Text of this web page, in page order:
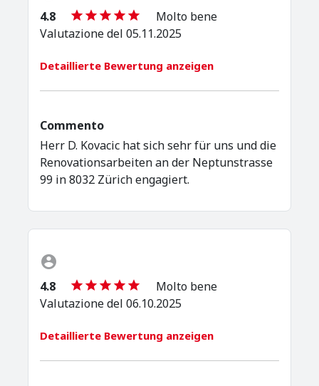
4.8
Molto bene
Valutazione del 05.11.2025
Detaillierte Bewertung anzeigen
Commento
Herr D. Kovacic hat sich sehr für uns und die
Renovationsarbeiten an der Neptunstrasse
99 in 8032 Zürich engagiert.
4.8
Molto bene
Valutazione del 06.10.2025
Detaillierte Bewertung anzeigen